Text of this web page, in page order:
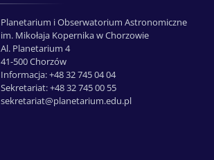
Planetarium i Obserwatorium Astronomiczne
im. Mikołaja Kopernika w Chorzowie
Al. Planetarium 4
41-500 Chorzów
Informacja: +48 32 745 04 04
Sekretariat: +48 32 745 00 55
sekretariat@planetarium.edu.pl